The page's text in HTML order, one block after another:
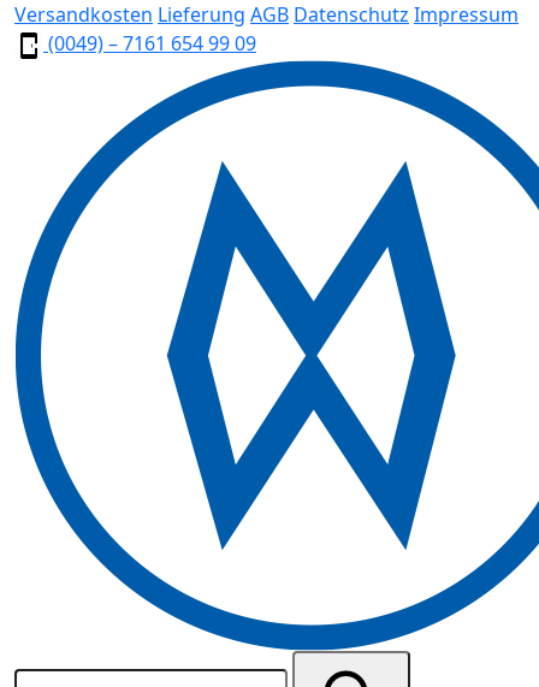
Versandkosten Lieferung AGB Datenschutz Impressum
(0049) – 7161 654 99 09